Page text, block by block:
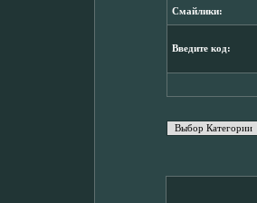
Смайлики:
Введите код: